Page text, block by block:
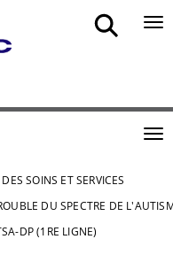
SOINS ET SERVICES
DU SPECTRE DE
DP (1RE LIGNE)